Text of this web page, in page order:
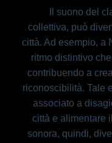
Il suono del
collettiva, può
città. Ad esempio, a
ritmo distintivo
contribuendo a
riconoscibilità. Tale
associato a
città e alimentare
sonora, quindi,